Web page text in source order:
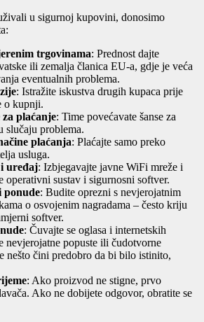
u sigurnoj kupovini, donosimo
trgovinama: Prednost dajte
ili zemalja članica EU-a, gdje je veća
eventualnih problema.
: Istražite iskustva drugih kupaca prije
o kupnji.
plaćanje: Time povećavate šanse za
slučaju problema.
plaćanja: Plaćajte samo preko
usluga.
uređaj: Izbjegavajte javne WiFi mreže i
operativni sustav i sigurnosni softver.
ponude: Budite oprezni s nevjerojatnim
o osvojenim nagradama – često kriju
softver.
: Čuvajte se oglasa i internetskih
nevjerojatne popuste ili čudotvorne
nešto čini predobro da bi bilo istinito,
: Ako proizvod ne stigne, prvo
Ako ne dobijete odgovor, obratite se